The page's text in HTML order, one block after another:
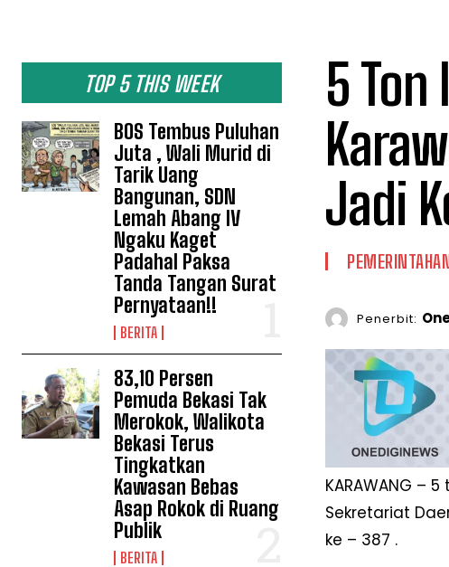
TOP 5 THIS WEEK
BOS Tembus Puluhan
Juta , Wali Murid di
Tarik Uang
Bangunan, SDN
Lemah Abang IV
Ngaku Kaget
Padahal Paksa
Tanda Tangan Surat
Pernyataan!!
BERITA
83,10 Persen
Pemuda Bekasi Tak
Merokok, Walikota
Bekasi Terus
Tingkatkan
Kawasan Bebas
Asap Rokok di Ruang
Publik
BERITA
5 Ton
Jadi
Penerbit:
KARAWANG –
Sekretariat
ke – 387 .